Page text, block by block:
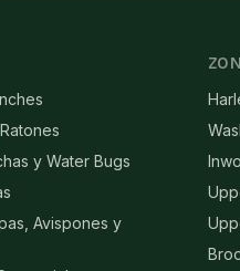
y Water Bugs
Avispones y